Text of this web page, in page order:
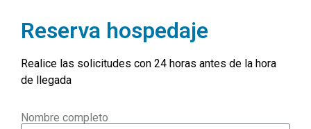
Reserva hospedaje
Realice las solicitudes con 24 horas antes de la hora
de llegada
Nombre completo